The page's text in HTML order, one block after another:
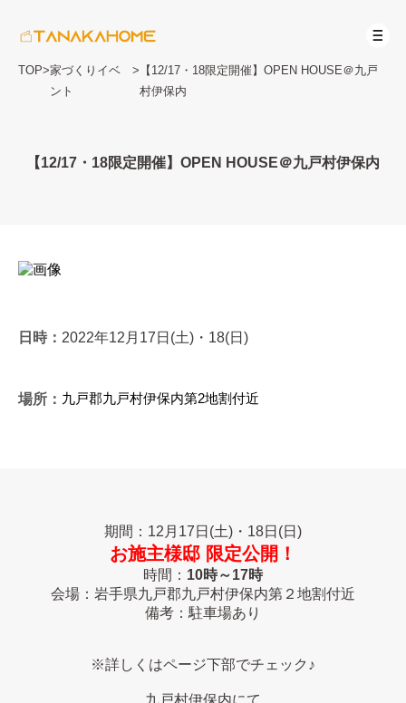
TOP>家づくりイベ
ント
> 【12/17・18限定開催】OPEN HOUSE＠九戸
村伊保内
【12/17・18限定開催】OPEN HOUSE＠九戸村伊保内
日時： 2022年12月17日(土)・18(日)
場所： 九戸郡九戸村伊保内第2地割付近
期間：12月17日(土)・18日(日)
お施主様邸 限定公開！
時間： 10時～17時
会場：岩手県九戸郡九戸村伊保内第２地割付近
備考：駐車場あり
※詳しくはページ下部でチェック♪
九戸村伊保内にて